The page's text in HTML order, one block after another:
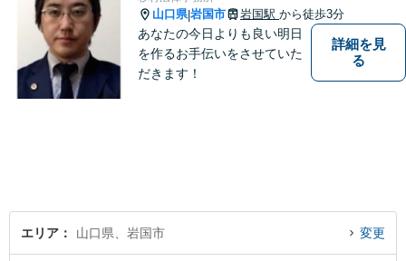
山口県|岩国市 岩国駅 から徒歩3分
あなたの今日よりも良い明日
を作るお手伝いをさせていた
だきます！
詳細を見
る
エリア 山口県、岩国市 変更